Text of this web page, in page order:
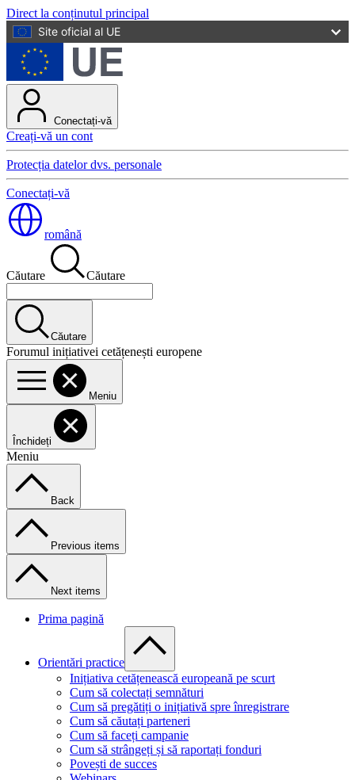
Direct la conținutul principal
Site oficial al UE
Conectați-vă
Creați-vă un cont
Protecția datelor dvs. personale
Conectați-vă
română
Căutare Căutare
Căutare
Forumul inițiativei cetățenești europene
Meniu
Închideți
Meniu
Back
Previous items
Next items
Prima pagină
Orientări practice
Inițiativa cetățenească europeană pe scurt
Cum să colectați semnături
Cum să pregătiți o inițiativă spre înregistrare
Cum să căutați parteneri
Cum să faceți campanie
Cum să strângeți și să raportați fonduri
Povești de succes